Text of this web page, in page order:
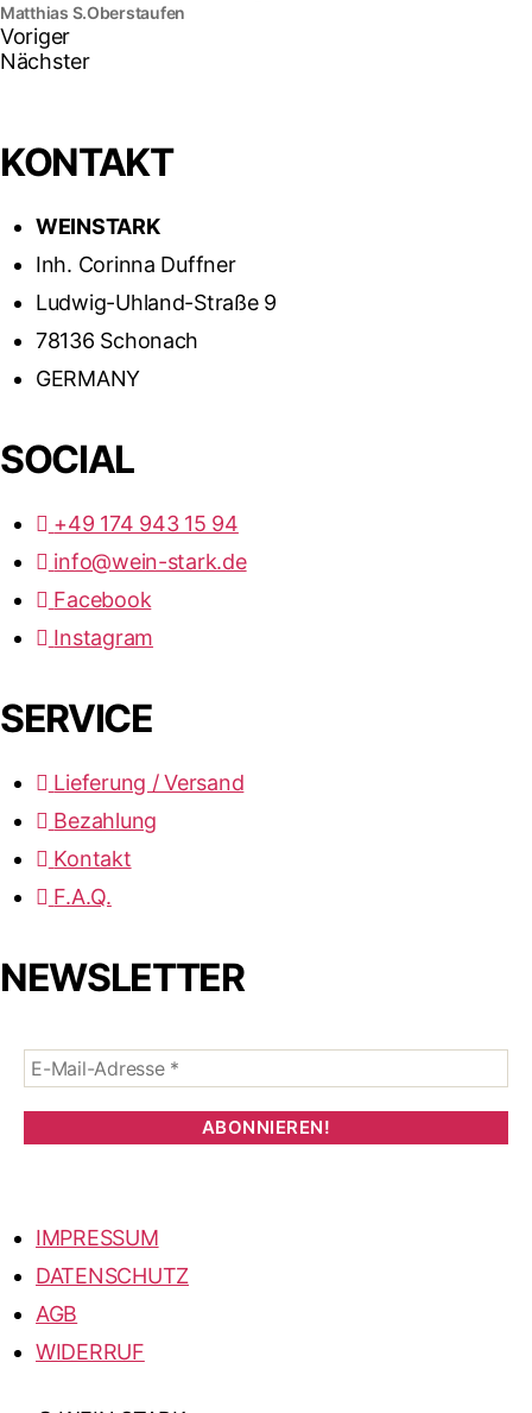
Matthias S.Oberstaufen
Voriger
Nächster
KONTAKT
WEINSTARK
Inh. Corinna Duffner
Ludwig-Uhland-Straße 9
78136 Schonach
GERMANY
SOCIAL
+49 174 943 15 94
info@wein-stark.de
Facebook
Instagram
SERVICE
Lieferung / Versand
Bezahlung
Kontakt
F.A.Q.
NEWSLETTER
IMPRESSUM
DATENSCHUTZ
AGB
WIDERRUF